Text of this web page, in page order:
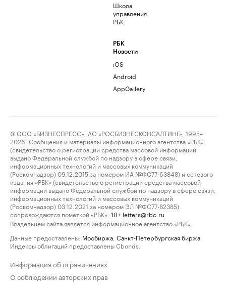
Школа
управления
РБК
РБК
Новости
iOS
Android
AppGallery
© ООО «БИЗНЕСПРЕСС», АО «РОСБИЗНЕСКОНСАЛТИНГ», 1995–
2026. Сообщения и материалы информационного агентства «РБК»
(свидетельство о регистрации средства массовой информации
выдано Федеральной службой по надзору в сфере связи,
информационных технологий и массовых коммуникаций
(Роскомнадзор) 09.12.2015 за номером ИА №ФС77-63848) и сетевого
издания «РБК» (свидетельство о регистрации средства массовой
информации выдано Федеральной службой по надзору в сфере связи,
информационных технологий и массовых коммуникаций
(Роскомнадзор) 03.12.2021 за номером ЭЛ №ФС77-82385)
сопровождаются пометкой «РБК».
18+ letters@rbc.ru
Владельцем сайта является информационное агентство «РБК».
Данные предоставлены: Мосбиржа Санкт-Петербургская биржа
Индексы облигаций предоставлены Cbonds.
Информация об ограничениях
О соблюдении авторских прав